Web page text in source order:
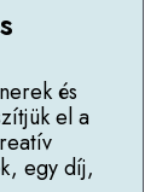
és
el a
egy díj,